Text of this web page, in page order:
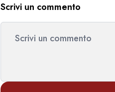
Scrivi un commento